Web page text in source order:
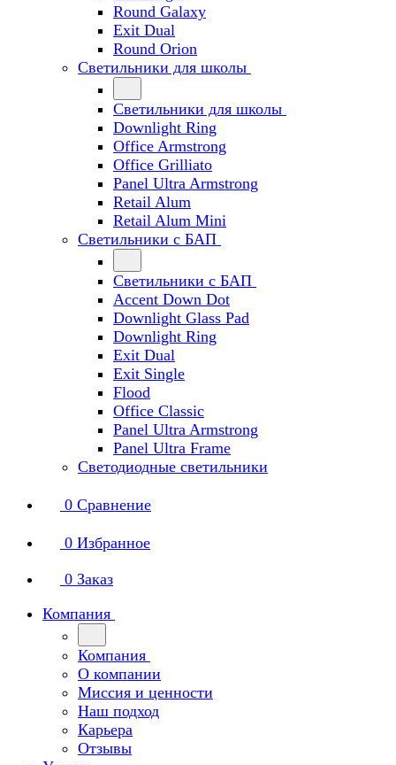
Round Galaxy
Exit Dual
Round Orion
Светильники для школы
Светильники для школы
Downlight Ring
Office Armstrong
Office Grilliato
Panel Ultra Armstrong
Retail Alum
Retail Alum Mini
Светильники с БАП
Светильники с БАП
Accent Down Dot
Downlight Glass Pad
Downlight Ring
Exit Dual
Exit Single
Flood
Office Classic
Panel Ultra Armstrong
Panel Ultra Frame
Светодиодные светильники
0 Сравнение
0 Избранное
0 Заказ
Компания
Компания
О компании
Миссия и ценности
Наш подход
Карьера
Отзывы